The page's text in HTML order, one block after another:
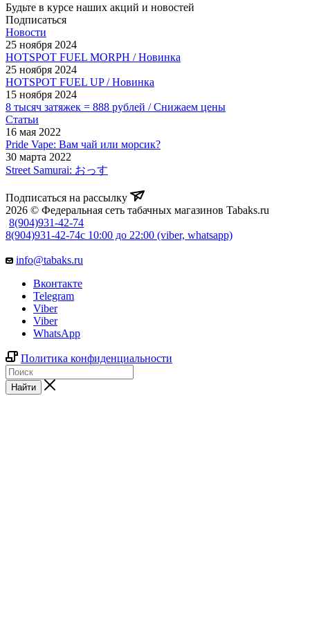
Будьте в курсе наших акций и новостей
Подписаться
Новости
25 ноября 2024
HOTSPOT FUEL MORPH / Новинка
25 ноября 2024
HOTSPOT FUEL UP / Новинка
15 ноября 2024
8 тысяч затяжек = 888 рублей / Снижаем цены
Статьи
16 мая 2022
Pride Vape: Вам чай или морсик?
30 марта 2022
Street Samurai: おっす
Подписаться на рассылку
2026 © Федеральная сеть табачных магазинов Tabaks.ru
8(904)931-42-74
8(904)931-42-74с 10:00 до 22:00 (viber, whatsapp)
info@tabaks.ru
Вконтакте
Telegram
Viber
Viber
WhatsApp
Политика конфиденциальности
Найти